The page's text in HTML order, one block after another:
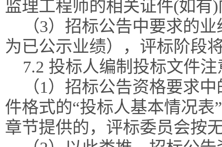
监理工程师的相关证件(如有
（3）招标公告中要求的
为已公示业绩），评标阶段
7.2 投标人编制投标文件
（1）招标公告资格要求
件格式的“投标人基本情况
章节提供的，评标委员会按